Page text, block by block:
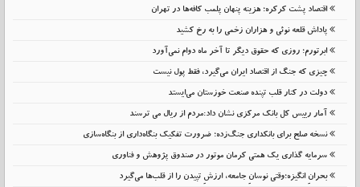
اقتصاد پشت کرکره؛ هزینه پنهان پلمب کافه‌ها در تهران
پاداش قلعه نوئی و هزاران زخمی را به رخ کشید
ابرتورم؛ روزی که حقوق دیگر تا آخر ماه دوام نمی‌آورد
چیزی که جنگ از اقتصاد ایران می‌گیرد، فقط پول نیست
دولت در کنار قلب تپنده صنعت خوزستان می‌ایستد
آمار رییس کل بانک مرکزی نشان داد:مردم از ریال می ترسند
نسخه صلح برای بانکداری جنگ‌زده؛ ضرورت تفکیک بنگاه‌داری از بنگاه‌سازی
سرمایه گذاری یک همتی کرمان موتور در صندوق پژوهش و فناوری
بحرانِ انگیزه؛وقتی نوسانِ جامعه، ارزشِ تپیدن را از قلب‌ها می‌گیرد